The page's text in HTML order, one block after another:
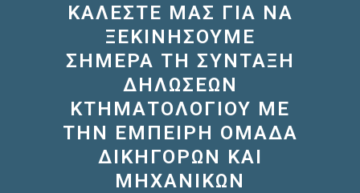
ΚΑΛΕΣΤΕ ΜΑΣ ΓΙΑ ΝΑ
ΞΕΚΙΝΗΣΟΥΜΕ
ΣΗΜΕΡΑ ΤΗ ΣΥΝΤΑΞΗ
ΔΗΛΩΣΕΩΝ
ΚΤΗΜΑΤΟΛΟΓΙΟΥ ΜΕ
ΤΗΝ ΕΜΠΕΙΡΗ ΟΜΑΔΑ
ΔΙΚΗΓΟΡΩΝ ΚΑΙ
ΜΗΧΑΝΙΚΩΝ